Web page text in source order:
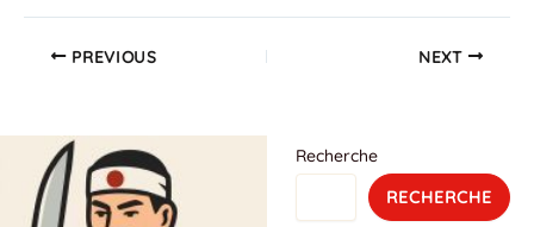
PREVIOUS NEXT
Recherche
RECHERCHE